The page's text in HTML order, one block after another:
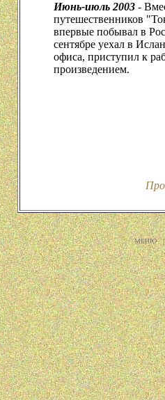
Июнь-июль 2003 -
путешественников
впервые побывал в
сентябре уехал в
офиса, приступил к
произведением.
МЕНЮ